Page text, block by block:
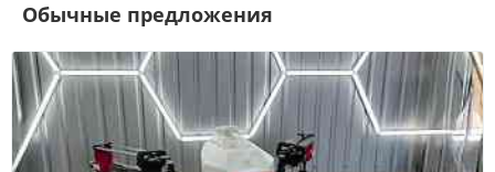
Обычные предложения